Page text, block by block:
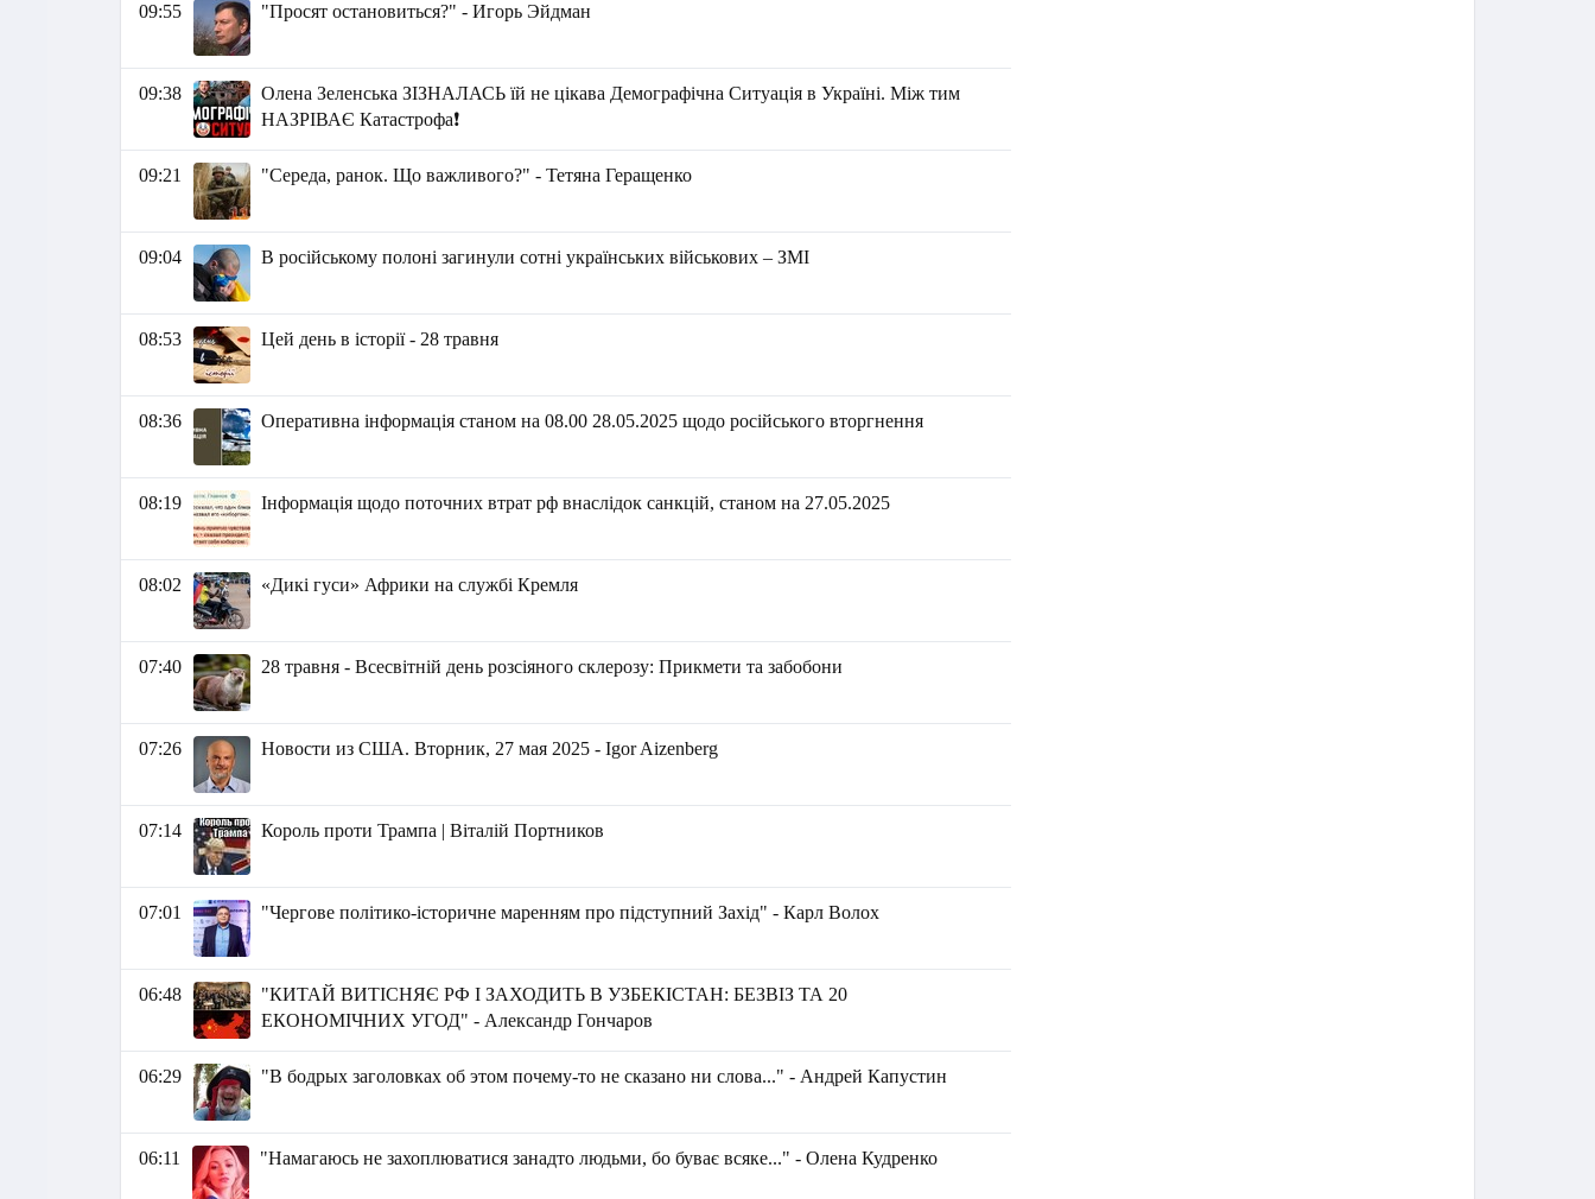
09:55 "Просят остановиться?" - Игорь Эйдман
09:38
Олена Зеленська ЗІЗНАЛАСЬ їй не цікава Демографічна Ситуація в Україні. Між тим
НАЗРІВАЄ Катастрофа❗
09:21 "Середа, ранок. Що важливого?" - Тетяна Геращенко
09:04 В російському полоні загинули сотні українських військових – ЗМІ
08:53 Цей день в історії - 28 травня
08:36 Оперативна інформація станом на 08.00 28.05.2025 щодо російського вторгнення
08:19 Інформація щодо поточних втрат рф внаслідок санкцій, станом на 27.05.2025
08:02 «Дикі гуси» Африки на службі Кремля
07:40 28 травня - Всесвітній день розсіяного склерозу: Прикмети та забобони
07:26 Новости из США. Вторник, 27 мая 2025 - Igor Aizenberg
07:14 Король проти Трампа | Віталій Портников
07:01 "Чергове політико-історичне маренням про підступний Захід" - Карл Волох
06:48
"КИТАЙ ВИТІСНЯЄ РФ І ЗАХОДИТЬ В УЗБЕКІСТАН: БЕЗВІЗ ТА 20
ЕКОНОМІЧНИХ УГОД" - Александр Гончаров
06:29 "В бодрых заголовках об этом почему-то не сказано ни слова..." - Андрей Капустин
06:11 "Намагаюсь не захоплюватися занадто людьми, бо буває всяке..." - Олена Кудренко